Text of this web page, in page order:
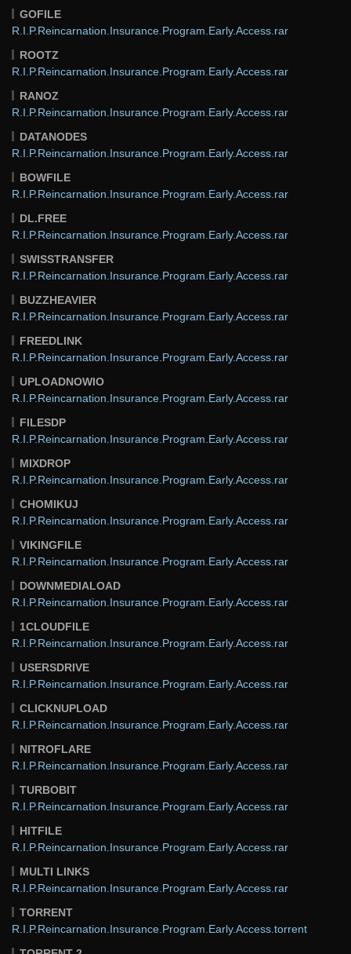
GOFILE
R.I.P.Reincarnation.Insurance.Program.Early.Access.rar
ROOTZ
R.I.P.Reincarnation.Insurance.Program.Early.Access.rar
RANOZ
R.I.P.Reincarnation.Insurance.Program.Early.Access.rar
DATANODES
R.I.P.Reincarnation.Insurance.Program.Early.Access.rar
BOWFILE
R.I.P.Reincarnation.Insurance.Program.Early.Access.rar
DL.FREE
R.I.P.Reincarnation.Insurance.Program.Early.Access.rar
SWISSTRANSFER
R.I.P.Reincarnation.Insurance.Program.Early.Access.rar
BUZZHEAVIER
R.I.P.Reincarnation.Insurance.Program.Early.Access.rar
FREEDLINK
R.I.P.Reincarnation.Insurance.Program.Early.Access.rar
UPLOADNOWIO
R.I.P.Reincarnation.Insurance.Program.Early.Access.rar
FILESDP
R.I.P.Reincarnation.Insurance.Program.Early.Access.rar
MIXDROP
R.I.P.Reincarnation.Insurance.Program.Early.Access.rar
CHOMIKUJ
R.I.P.Reincarnation.Insurance.Program.Early.Access.rar
VIKINGFILE
R.I.P.Reincarnation.Insurance.Program.Early.Access.rar
DOWNMEDIALOAD
R.I.P.Reincarnation.Insurance.Program.Early.Access.rar
1CLOUDFILE
R.I.P.Reincarnation.Insurance.Program.Early.Access.rar
USERSDRIVE
R.I.P.Reincarnation.Insurance.Program.Early.Access.rar
CLICKNUPLOAD
R.I.P.Reincarnation.Insurance.Program.Early.Access.rar
NITROFLARE
R.I.P.Reincarnation.Insurance.Program.Early.Access.rar
TURBOBIT
R.I.P.Reincarnation.Insurance.Program.Early.Access.rar
HITFILE
R.I.P.Reincarnation.Insurance.Program.Early.Access.rar
MULTI LINKS
R.I.P.Reincarnation.Insurance.Program.Early.Access.rar
TORRENT
R.I.P.Reincarnation.Insurance.Program.Early.Access.torrent